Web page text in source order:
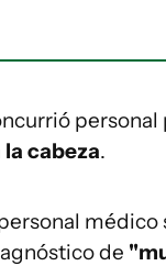
cabeza.
de